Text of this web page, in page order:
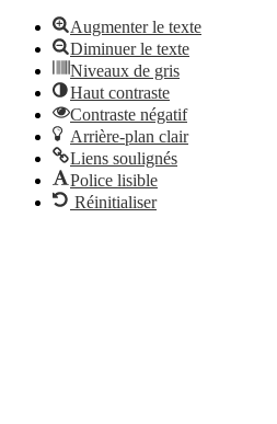
Augmenter le texte
Diminuer le texte
Niveaux de gris
Haut contraste
Contraste négatif
Arrière-plan clair
Liens soulignés
Police lisible
Réinitialiser